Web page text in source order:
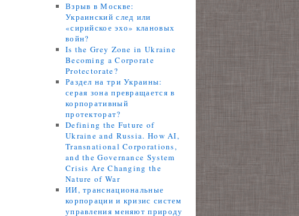
Взрыв в Москве:
Украинский след или
«сирийское эхо» клановых
войн?
Is the Grey Zone in Ukraine
Becoming a Corporate
Protectorate?
Раздел на три Украины:
серая зона превращается в
корпоративный
протекторат?
Defining the Future of
Ukraine and Russia. How AI,
Transnational Corporations,
and the Governance System
Crisis Are Changing the
Nature of War
ИИ, транснациональные
корпорации и кризис систем
управления меняют природу